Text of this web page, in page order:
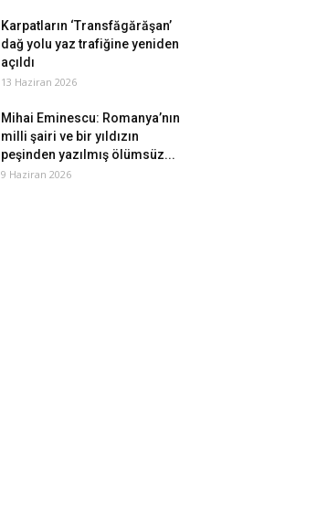
Karpatların ‘Transfăgărăşan’
dağ yolu yaz trafiğine yeniden
açıldı
13 Haziran 2026
Mihai Eminescu: Romanya’nın
milli şairi ve bir yıldızın
peşinden yazılmış ölümsüz...
9 Haziran 2026